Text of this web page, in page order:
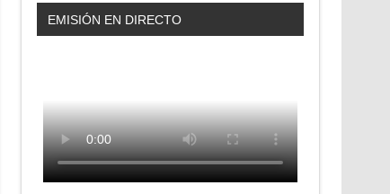
EMISIÓN EN DIRECTO